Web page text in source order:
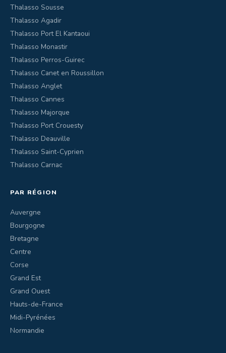
Thalasso Sousse
Thalasso Agadir
Thalasso Port El Kantaoui
Thalasso Monastir
Thalasso Perros-Guirec
Thalasso Canet en Roussillon
Thalasso Anglet
Thalasso Cannes
Thalasso Majorque
Thalasso Port Crouesty
Thalasso Deauville
Thalasso Saint-Cyprien
Thalasso Carnac
PAR RÉGION
Auvergne
Bourgogne
Bretagne
Centre
Corse
Grand Est
Grand Ouest
Hauts-de-France
Midi-Pyrénées
Normandie